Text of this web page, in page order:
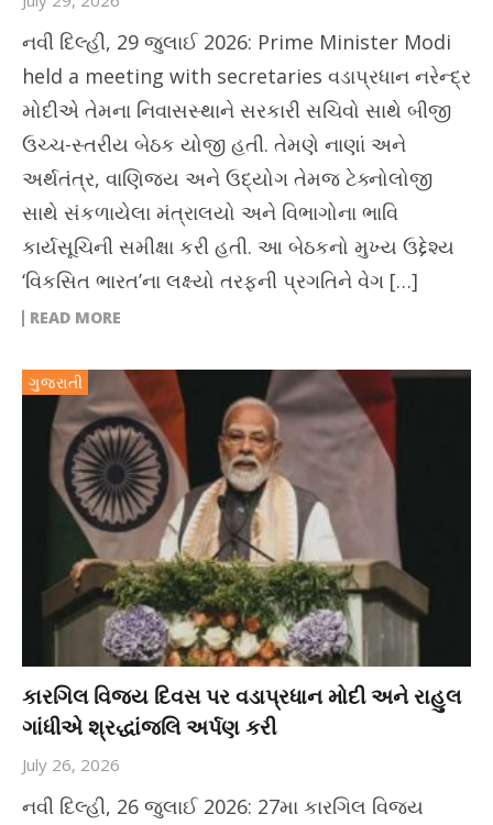
નવી દિલ્હી, 29 જુલાઈ 2026: Prime Minister Modi
held a meeting with secretaries વડાપ્રધાન નરેન્દ્ર
મોદીએ તેમના નિવાસસ્થાને સરકારી સચિવો સાથે બીજી
ઉચ્ચ-સ્તરીય બેઠક યોજી હતી. તેમણે નાણાં અને
અર્થતંત્ર, વાણિજ્ય અને ઉદ્યોગ તેમજ ટેક્નોલોજી
સાથે સંકળાયેલા મંત્રાલયો અને વિભાગોના ભાવિ
કાર્યસૂચિની સમીક્ષા કરી હતી. આ બેઠકનો મુખ્ય ઉદ્દેશ્ય
‘વિકસિત ભારત’ના લક્ષ્યો તરફની પ્રગતિને વેગ […]
READ MORE
ગુજરાતી
કારગિલ વિજય દિવસ પર વડાપ્રધાન મોદી અને રાહુલ
ગાંધીએ શ્રદ્ધાંજલિ અર્પણ કરી
July 26, 2026
નવી દિલ્હી, 26 જુલાઈ 2026: 27મા કારગિલ વિજય